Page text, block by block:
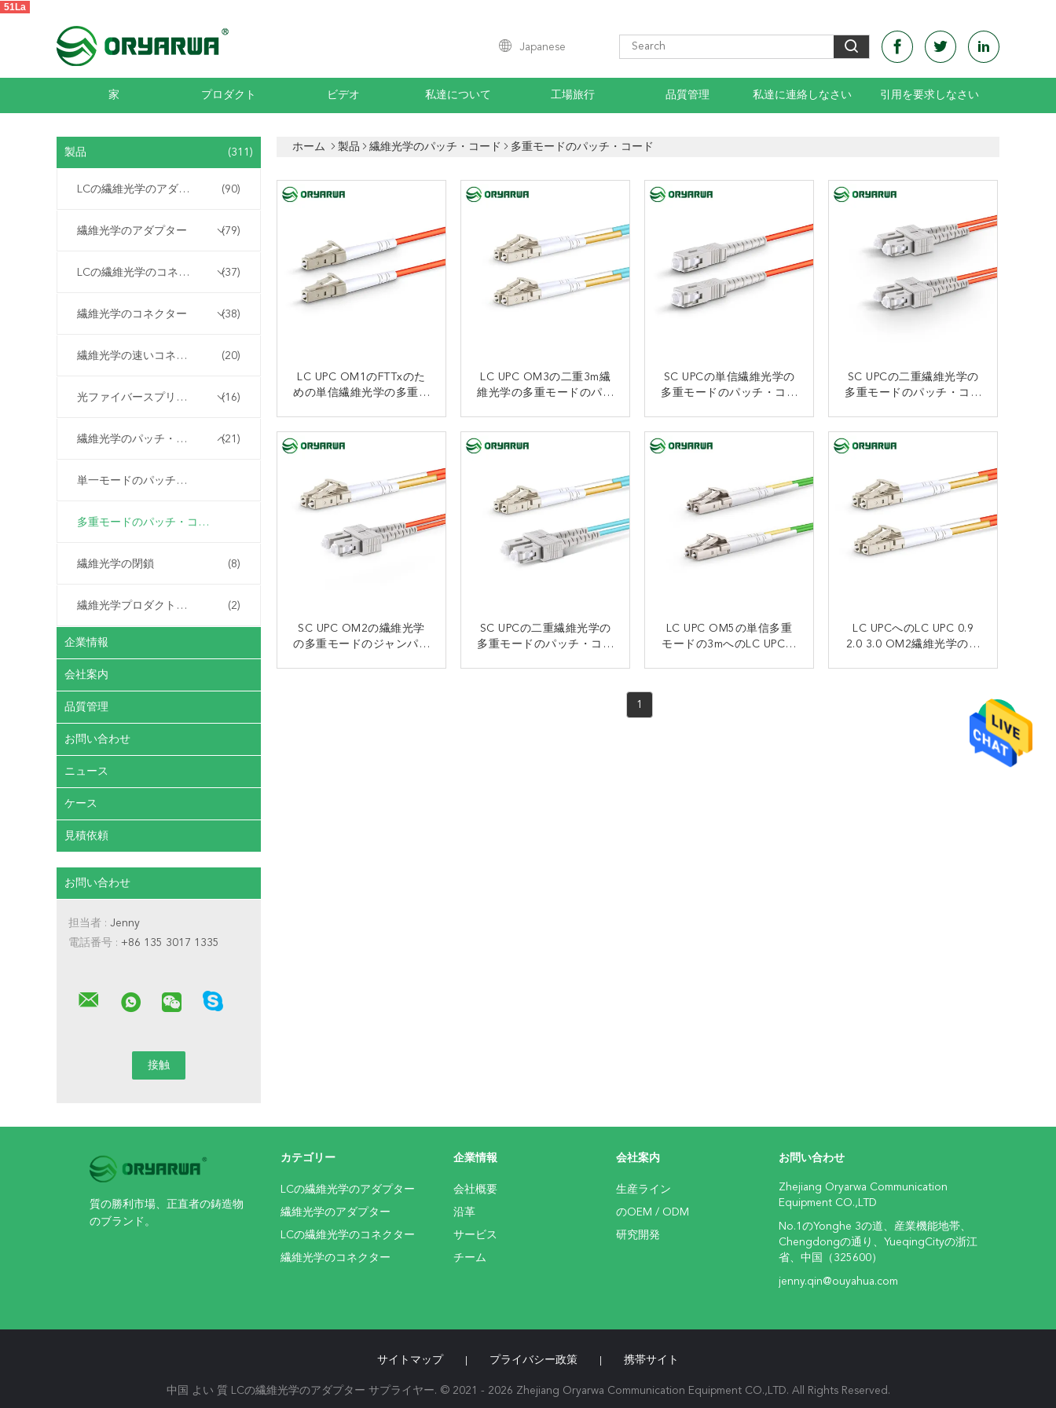
51La
Japanese
家 プロダクト ビデオ 私達について 工場旅行 品質管理 私達に連絡しなさい 引用を要求しなさい
製品 (311)
LCの繊維光学のアダプター (90)
繊維光学のアダプター (79)
LCの繊維光学のコネクター (37)
繊維光学のコネクター (38)
繊維光学の速いコネクター (20)
光ファイバースプリッター (16)
繊維光学のパッチ・コード (21)
単一モードのパッチ・コード
多重モードのパッチ・コード
繊維光学の閉鎖 (8)
繊維光学プロダクトはカスタマイズした (2)
企業情報
会社案内
品質管理
お問い合わせ
ニュース
ケース
見積依頼
お問い合わせ
担当者 : Jenny
電話番号 : +86 135 3017 1335
ホーム 製品 繊維光学のパッチ・コード 多重モードのパッチ・コード
LC UPC OM1のFTTxのた
めの単信繊維光学の多重モ
接触
LC UPC OM3の二重3m繊
維光学の多重モードのパッ
接触
SC UPCの単信繊維光学の
多重モードのパッチ・コー
接触
SC UPCの二重繊維光学の
多重モードのパッチ・コー
接触
SC UPC OM2の繊維光学
の多重モードのジャンパー
SC UPCの二重繊維光学の
多重モードのパッチ・コー
LC UPC OM5の単信多重
モードの3mへのLC UPCは
LC UPCへのLC UPC 0.9
2.0 3.0 OM2繊維光学の多
1
質の勝利市場、正直者の鋳造物
のブランド。
カテゴリー
LCの繊維光学のアダプター
繊維光学のアダプター
LCの繊維光学のコネクター
繊維光学のコネクター
企業情報
会社概要
沿革
サービス
チーム
会社案内
生産ライン
のOEM / ODM
研究開発
お問い合わせ
Zhejiang Oryarwa Communication
Equipment CO.,LTD
No.1のYonghe 3の道、産業機能地帯、
Chengdongの通り、YueqingCityの浙江
省、中国（325600）
jenny.qin@ouyahua.com
サイトマップ プライバシー政策 携帯サイト
中国 よい 質 LCの繊維光学のアダプター サプライヤー. © 2021 - 2026 Zhejiang Oryarwa Communication Equipment CO.,LTD. All Rights Reserved.